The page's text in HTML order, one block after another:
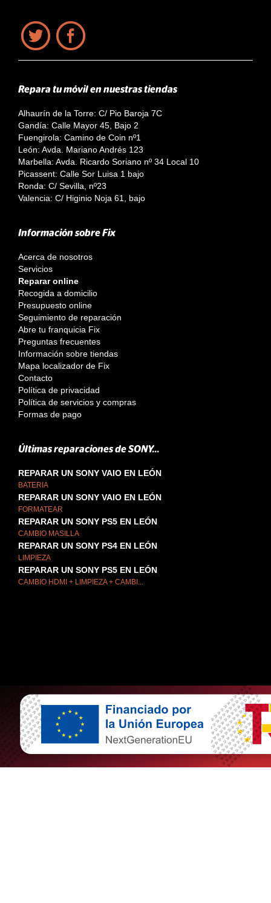
Repara tu móvil en nuestras tiendas
Alhaurín de la Torre: C/ Pio Baroja 7C
Gandía: Calle Mayor 45, Bajo 2
Fuengirola: Camino de Coin nº1
León: Avda. Mariano Andrés 123
Marbella: Avda. Ricardo Soriano nº 34 Local 10
Picassent: Calle Sor Luisa 1 bajo
Ronda: C/ Sevilla, nº23
Valencia: C/ Higinio Noja 61, bajo
Información sobre Fix
Acerca de nosotros
Servicios
Reparar online
Recogida a domicilio
Presupuesto online
Seguimiento de reparación
Abre tu franquicia Fix
Preguntas frecuentes
Información sobre tiendas
Mapa localizador de Fix
Contacto
Política de privacidad
Política de servicios y compras
Formas de pago
Últimas reparaciones de SONY...
REPARAR UN SONY VAIO EN LEÓN
BATERIA
REPARAR UN SONY VAIO EN LEÓN
FORMATEAR
REPARAR UN SONY PS5 EN LEÓN
CAMBIO MASILLA
REPARAR UN SONY PS4 EN LEÓN
LIMPIEZA
REPARAR UN SONY PS5 EN LEÓN
CAMBIO HDMI + LIMPIEZA + CAMBI...